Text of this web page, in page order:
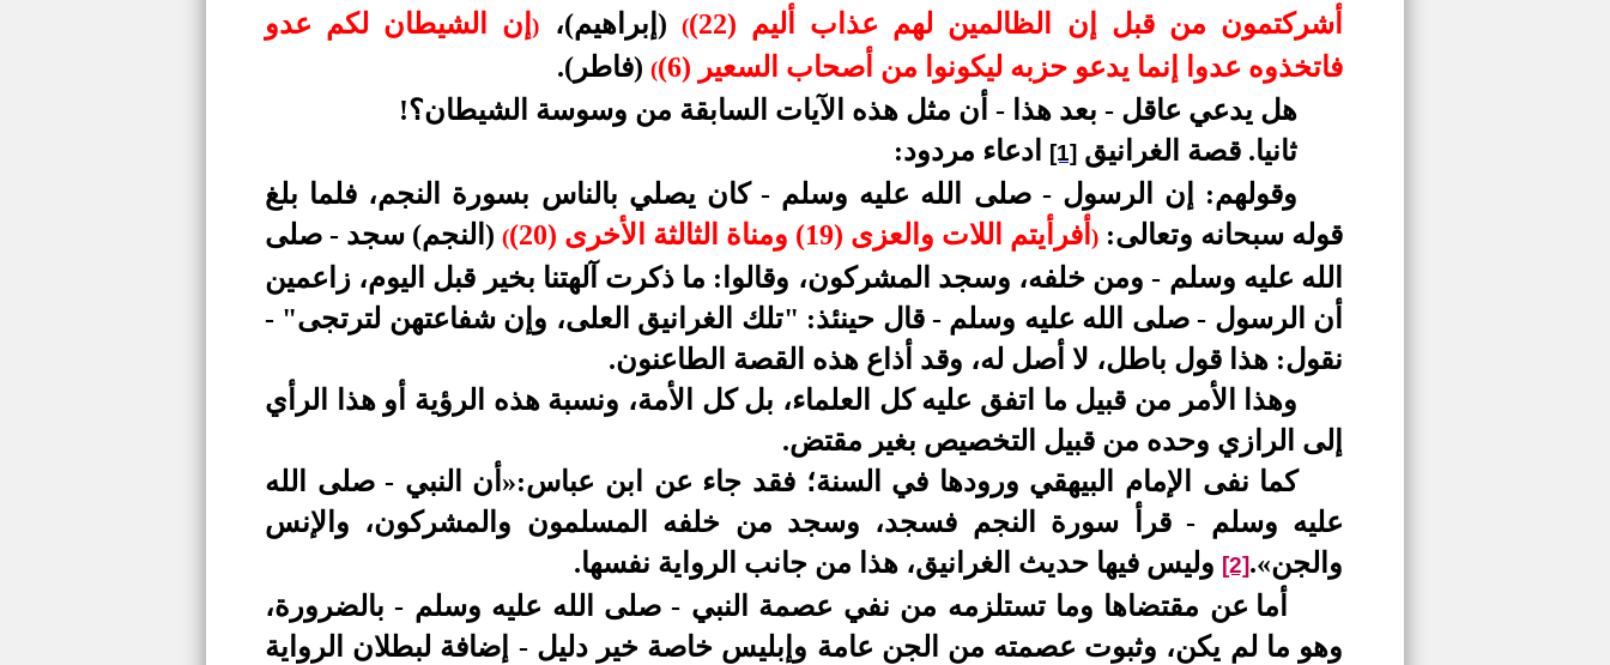
أشركتمون من قبل إن الظالمين لهم عذاب أليم (22)
( (إبراهيم)، )إن الشيطان لكم عدو
فاتخذوه عدوا إنما يدعو حزبه ليكونوا من أصحاب السعير (6)
( (فاطر).
هل يدعي عاقل - بعد هذا - أن مثل هذه الآيات السابقة من وسوسة الشيطان؟!
ثانيا. قصة الغرانيق [1]
ادعاء مردود:
وقولهم: إن الرسول -صلى الله عليه وسلم - كان يصلي بالناس بسورة النجم، فلما بلغ
قوله سبحانه وتعالى: ) أفرأيتم اللات والعزى (19) ومناة الثالثة الأخرى (20) ( (النجم) سجد - صلى
الله عليه وسلم - ومن خلفه، وسجد المشركون، وقالوا: ما ذكرت آلهتنا بخير قبل اليوم، زاعمين
أن الرسول -صلى الله عليه وسلم - قال حينئذ: "تلك الغرانيق العلى، وإن شفاعتهن لترتجى" -
نقول: هذا قول باطل، لا أصل له، وقد أذاع هذه القصة الطاعنون.
وهذا الأمر من قبيل ما اتفق عليه كل العلماء، بل كل الأمة، ونسبة هذه الرؤية أو هذا الرأي
إلى الرازي وحده من قبيل التخصيص بغير مقتض.
كما نفى الإمام البيهقي ورودها في السنة؛ فقد جاء عن ابن عباس:«أن النبي - صلى الله
عليه وسلم - قرأ سورة النجم فسجد، وسجد من خلفه المسلمون والمشركون، والإنس
والجن».[2] وليس فيها حديث الغرانيق، هذا من جانب الرواية نفسها.
أما عن مقتضاها وما تستلزمه من نفي عصمة النبي - صلى الله عليه وسلم - بالضرورة،
وهو ما لم يكن، وثبوت عصمته من الجن عامة وإبليس خاصة خير دليل - إضافة لبطلان الرواية